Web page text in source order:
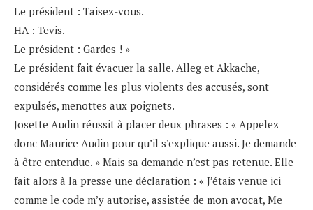
Le président : Taisez-vous.
HA : Tevis.
Le président : Gardes ! »
Le président fait évacuer la salle. Alleg et Akkache,
considérés comme les plus violents des accusés, sont
expulsés, menottes aux poignets.
Josette Audin réussit à placer deux phrases : « Appelez
donc Maurice Audin pour qu’il s’explique aussi. Je demande
à être entendue. » Mais sa demande n’est pas retenue. Elle
fait alors à la presse une déclaration : « J’étais venue ici
comme le code m’y autorise, assistée de mon avocat, Me